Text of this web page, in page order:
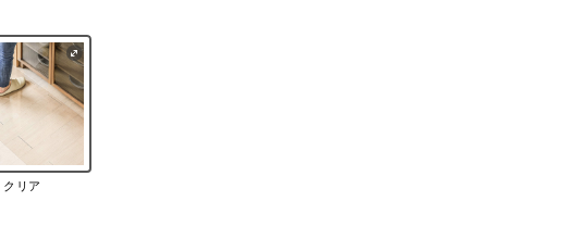
クリア